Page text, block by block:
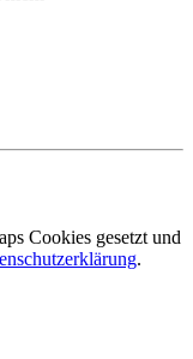
Cookies gesetzt und
.